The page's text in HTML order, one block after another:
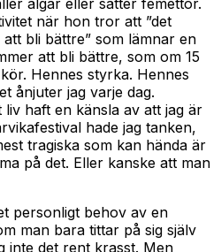
älgar eller sätter femettor.
när hon tror att ”det
bli bättre” som lämnar en
att bli bättre, som om 15
Hennes styrka. Hennes
ånjuter jag varje dag.
haft en känsla av att jag är
hade jag tanken,
tragiska som kan hända är
på det. Eller kanske att man
personligt behov av en
man bara tittar på sig själv
inte det rent krasst. Men